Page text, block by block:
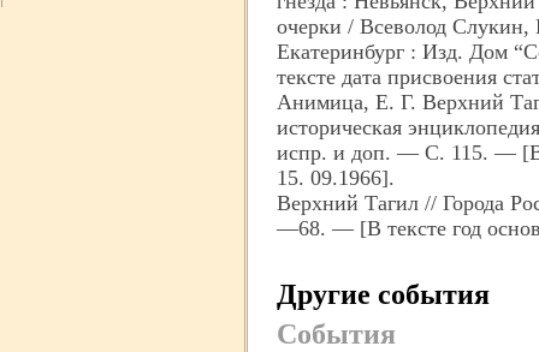
очерки / Всеволод
Екатеринбург : Изд. Дом
тексте дата присвоения
Анимица, Е. Г. Верхний
историческая
испр. и доп. — С. 115. — [В
15. 09.1966].
Верхний Тагил // Города
—68. — [В тексте год
Другие события
События